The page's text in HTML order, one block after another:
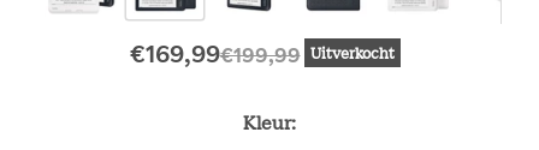
Huidige prijs
€169,99Oorspronkelijke prijs
€199,99 Uitverkocht
Kleur: